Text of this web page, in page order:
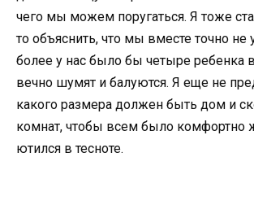
чего мы можем поругаться. Я тоже
то объяснить, что мы вместе точно
более у нас было бы четыре ребенка
вечно шумят и балуются. Я еще не
какого размера должен быть дом и
комнат, чтобы всем было комфортно
ютился в тесноте.